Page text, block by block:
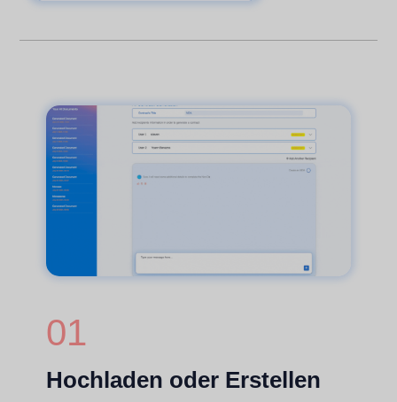
01
Hochladen oder Erstellen